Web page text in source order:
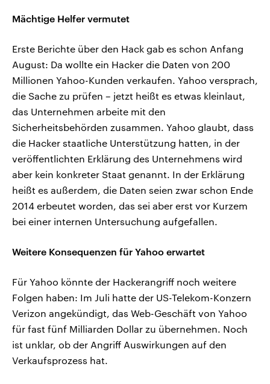
Mächtige Helfer vermutet
Erste Berichte über den Hack gab es schon Anfang
August: Da wollte ein Hacker die Daten von 200
Millionen Yahoo-Kunden verkaufen. Yahoo versprach,
die Sache zu prüfen – jetzt heißt es etwas kleinlaut,
das Unternehmen arbeite mit den
Sicherheitsbehörden zusammen. Yahoo glaubt, dass
die Hacker staatliche Unterstützung hatten, in der
veröffentlichten Erklärung des Unternehmens wird
aber kein konkreter Staat genannt. In der Erklärung
heißt es außerdem, die Daten seien zwar schon Ende
2014 erbeutet worden, das sei aber erst vor Kurzem
bei einer internen Untersuchung aufgefallen.
Weitere Konsequenzen für Yahoo erwartet
Für Yahoo könnte der Hackerangriff noch weitere
Folgen haben: Im Juli hatte der US-Telekom-Konzern
Verizon angekündigt, das Web-Geschäft von Yahoo
für fast fünf Milliarden Dollar zu übernehmen. Noch
ist unklar, ob der Angriff Auswirkungen auf den
Verkaufsprozess hat.